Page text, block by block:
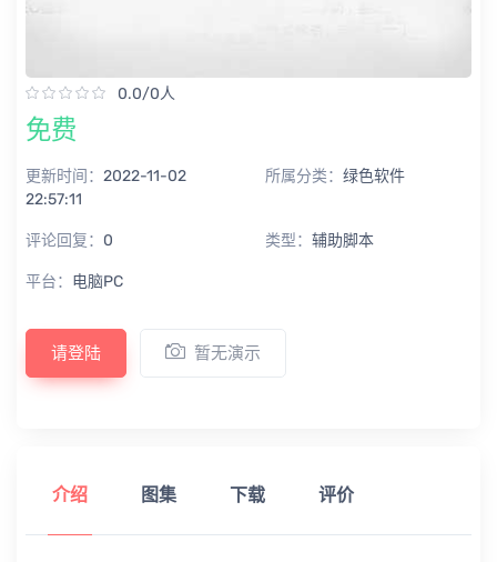
0.0/0人
免费
更新时间： 2022-11-02
22:57:11
所属分类： 绿色软件
评论回复： 0 类型： 辅助脚本
平台： 电脑PC
请登陆 暂无演示
介绍 图集 下载 评价